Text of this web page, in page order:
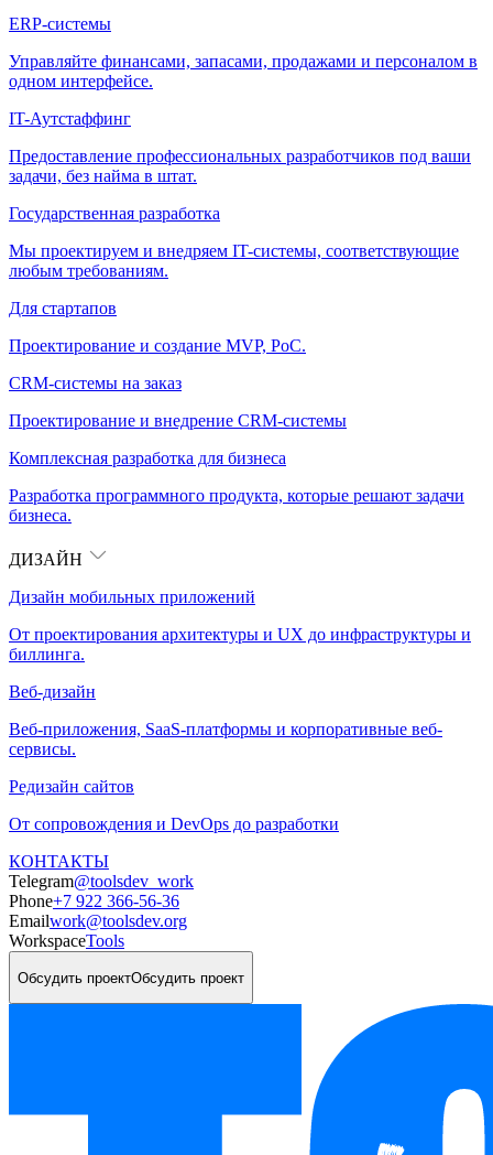
ERP-системы
Управляйте финансами, запасами, продажами и персоналом в
одном интерфейсе.
IT-Аутстаффинг
Предоставление профессиональных разработчиков под ваши
задачи, без найма в штат.
Государственная разработка
Мы проектируем и внедряем IT-системы, соответствующие
любым требованиям.
Для стартапов
Проектирование и создание MVP, PoC.
CRM-системы на заказ
Проектирование и внедрение CRM-системы
Комплексная разработка для бизнеса
Разработка программного продукта, которые решают задачи
бизнеса.
ДИЗАЙН
Дизайн мобильных приложений
От проектирования архитектуры и UX до инфраструктуры и
биллинга.
Веб-дизайн
Веб-приложения, SaaS-платформы и корпоративные веб-
сервисы.
Редизайн сайтов
От сопровождения и DevOps до разработки
КОНТАКТЫ
Telegram@toolsdev_work
Phone+7 922 366-56-36
Emailwork@toolsdev.org
WorkspaceTools
Обсудить проектОбсудить проект